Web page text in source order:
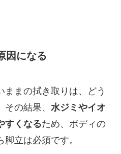
因になる
ままの拭き取りは、どう
その結果、水ジミやイオ
すくなるため、ボディの
立は必須です。